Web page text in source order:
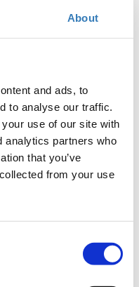
About
and ads, to
to analyse our traffic.
use of our site with
analytics partners who
that you’ve
from your use
σκέφτεται πιο
δώσει την
να κατανοήσουν
και να
του. Μέσα απο μια
λειτουργεί ένα
αλγόριθμο. Το
για να
θα